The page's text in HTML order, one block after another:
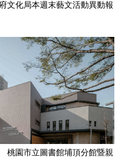
文化局本週末藝文活動異動報
桃園市立圖書館埔頂分館暨親